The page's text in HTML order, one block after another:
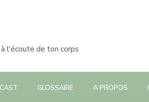
l'écoute de ton corps
GLOSSAIRE A PROPOS